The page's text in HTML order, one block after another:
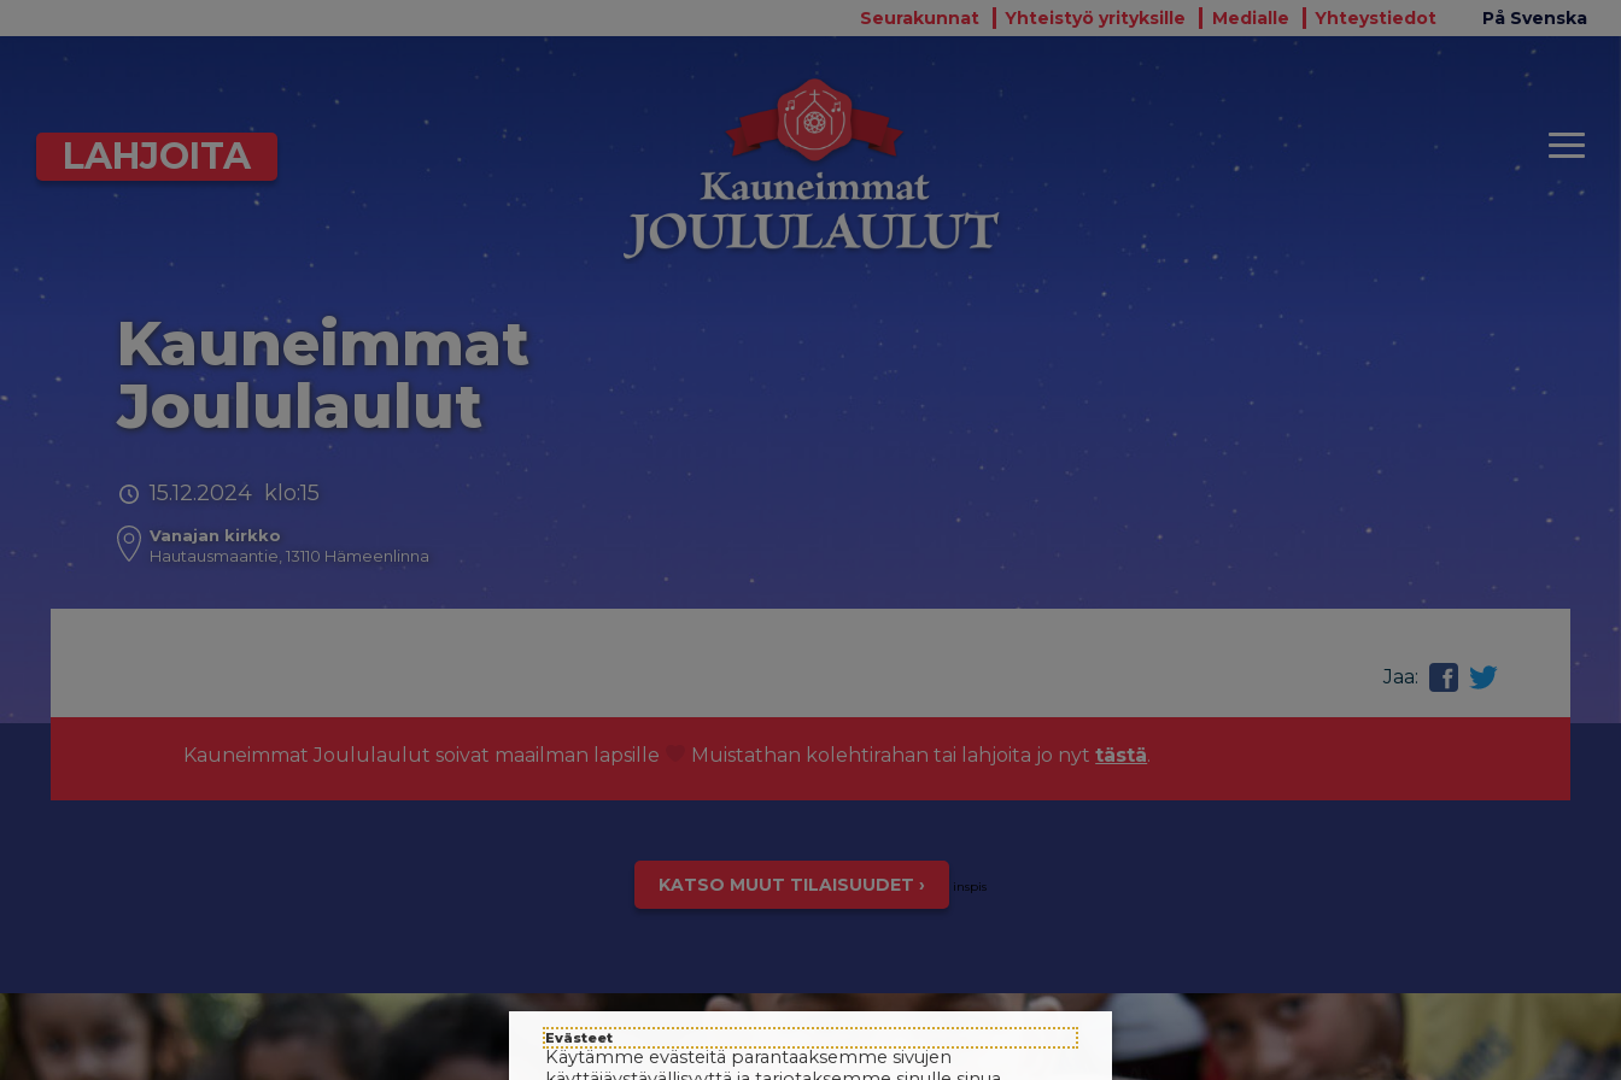
Seurakunnat Yhteistyö yrityksille Medialle Yhteystiedot På Svenska
LAHJOITA
Kauneimmat
Joululaulut
15.12.2024 klo:15
Vanajan kirkko
Hautausmaantie, 13110 Hämeenlinna
Jaa:
Kauneimmat Joululaulut soivat maailman lapsille Muistathan kolehtirahan tai lahjoita jo nyttästä.
KATSO MUUT TILAISUUDET › inspis
Evästeet
Käytämme evästeitä parantaaksemme sivujen